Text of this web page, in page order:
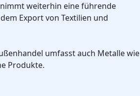
weiterhin eine führende
Export von Textilien und
umfasst auch Metalle wie
Produkte.